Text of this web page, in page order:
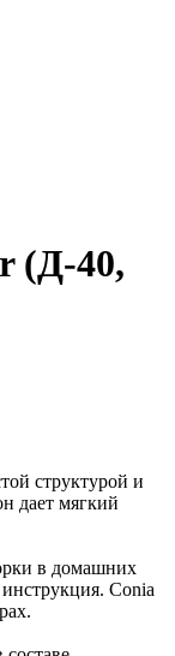
(Д-40,
структурой и
дает мягкий
в домашних
Conia